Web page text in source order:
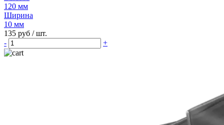
120 мм
Ширина
10 мм
135 руб / шт.
-
+